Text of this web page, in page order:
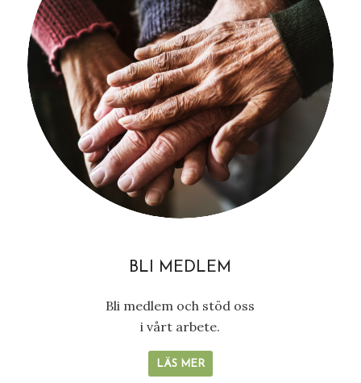
BLI MEDLEM
Bli medlem och stöd oss
i vårt arbete.
LÄS MER